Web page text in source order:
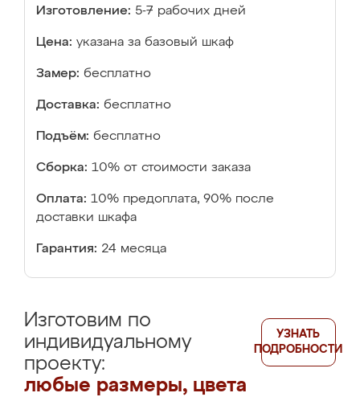
Изготовление: 5-7 рабочих дней
Цена: указана за базовый шкаф
Замер: бесплатно
Доставка: бесплатно
Подъём: бесплатно
Сборка: 10% от стоимости заказа
Оплата: 10% предоплата, 90% после
доставки шкафа
Гарантия: 24 месяца
Изготовим по
индивидуальному
проекту:
любые размеры, цвета
УЗНАТЬ
ПОДРОБНОСТИ